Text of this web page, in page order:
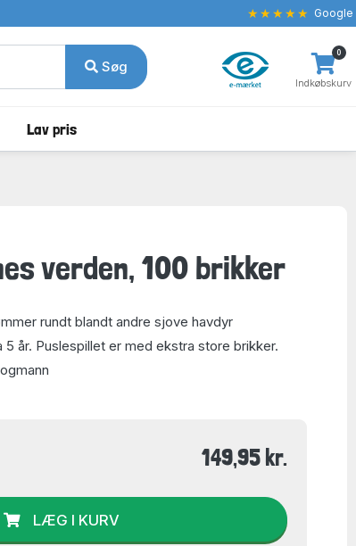
★★★★★ Google
Søg
Indkøbskurv
0
Lav pris
verden, 100 brikker
rundt blandt andre sjove havdyr
år. Puslespillet er med ekstra store brikker.
149,95 kr.
LÆG I KURV